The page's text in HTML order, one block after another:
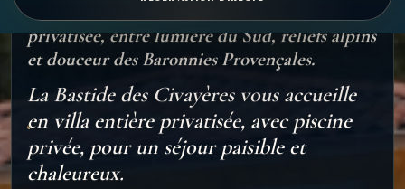
Une maison de vacances entièrement
privatisée, entre lumière du Sud, reliefs alpins
et douceur des Baronnies Provençales.
La Bastide des Civayères vous accueille
en villa entière privatisée, avec piscine
privée, pour un séjour paisible et
chaleureux.